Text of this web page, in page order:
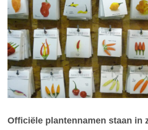
Officiële plantennamen staan in